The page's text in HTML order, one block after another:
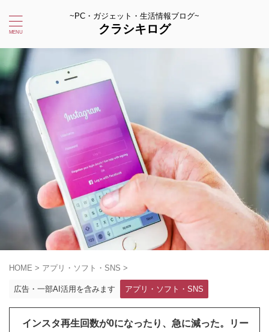
~PC・ガジェット・生活情報ブログ~
クラシキログ
HOME > アプリ・ソフト・SNS >
広告・一部AI活用を含みます アプリ・ソフト・SNS
インスタ再生回数が0になったり、急に減った。リー